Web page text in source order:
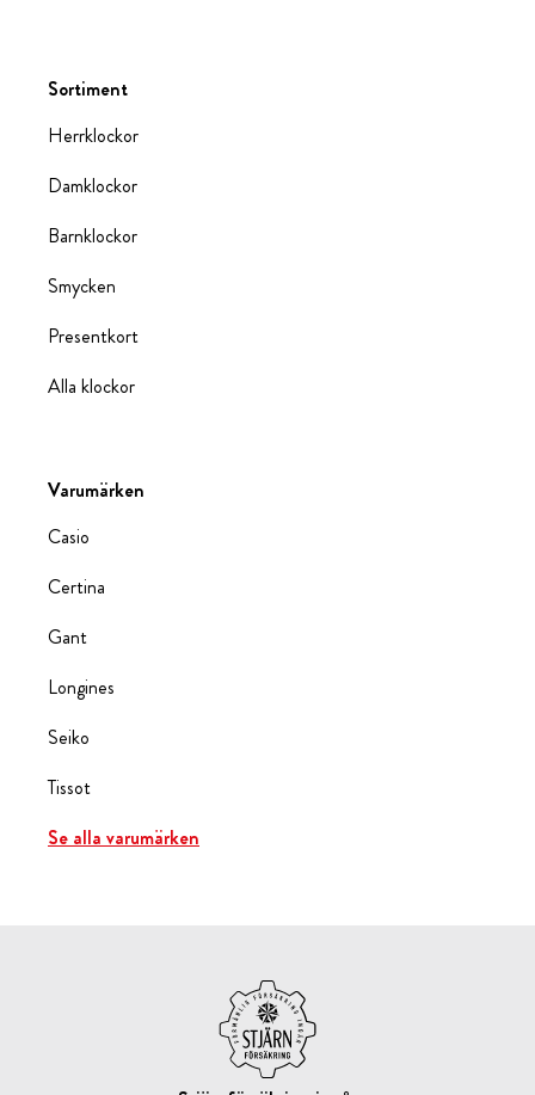
Sortiment
Herrklockor
Damklockor
Barnklockor
Smycken
Presentkort
Alla klockor
Varumärken
Casio
Certina
Gant
Longines
Seiko
Tissot
Se alla varumärken